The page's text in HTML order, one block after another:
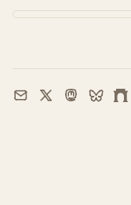
Email
X Mastodon